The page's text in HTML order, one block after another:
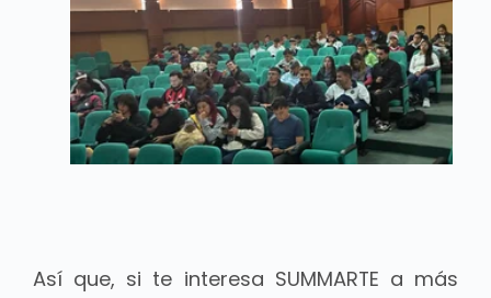
Así que, si te interesa SUMMARTE a más